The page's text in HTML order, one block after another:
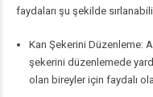
faydaları şu şekilde
Kan Şekerini Düzenleme:
şekerini düzenlemede
olan bireyler için faydalı